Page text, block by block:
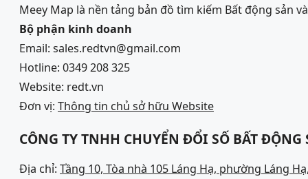
Meey Map là nền tảng bản đồ tìm kiếm Bất động sản
Bộ phận kinh doanh
Email: sales.redtvn@gmail.com
Hotline: 0349 208 325
Website: redt.vn
Đơn vị: Thông tin chủ sở hữu Website
CÔNG TY TNHH CHUYỂN ĐỔI SỐ BẤT ĐỘNG
Địa chỉ: Tầng 10, Tòa nhà 105 Láng Hạ, phường Láng